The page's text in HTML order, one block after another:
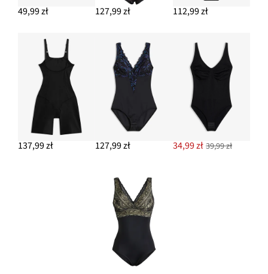
49,99 zł 127,99 zł 112,99 zł
137,99 zł 127,99 zł 34,99 zł 39,99 zł